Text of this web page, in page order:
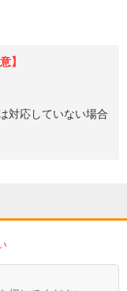
】
対応していない場合